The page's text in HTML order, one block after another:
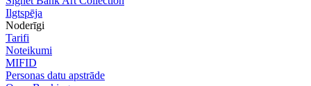
Ilgtspēja
Noderīgi
Tarifi
Noteikumi
MIFID
Personas datu apstrāde